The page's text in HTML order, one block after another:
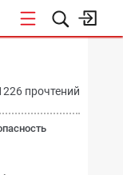
прочтений